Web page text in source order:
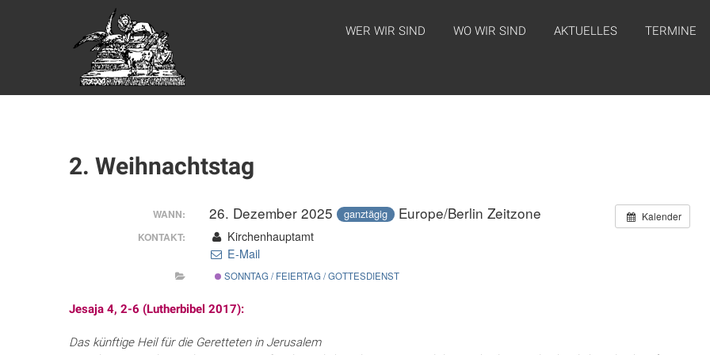
WEBSITE DES
APOSTELAMTES
JESU CHRISTI
KÖR
WER WIR SIND WO WIR SIND AKTUELLES TERMINE
2. Weihnachtstag
Kalender
WANN: 26. Dezember 2025 ganztägig Europe/Berlin Zeitzone
KONTAKT:
Kirchenhauptamt
E-Mail
SONNTAG / FEIERTAG / GOTTESDIENST
Jesaja 4, 2-6 (Lutherbibel 2017):
Das künftige Heil für die Geretteten in Jerusalem